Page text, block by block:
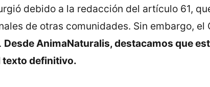
debido a la redacción del artículo 61,
de otras comunidades. Sin embargo,
Desde AnimaNaturalis, destacamos que
texto definitivo.